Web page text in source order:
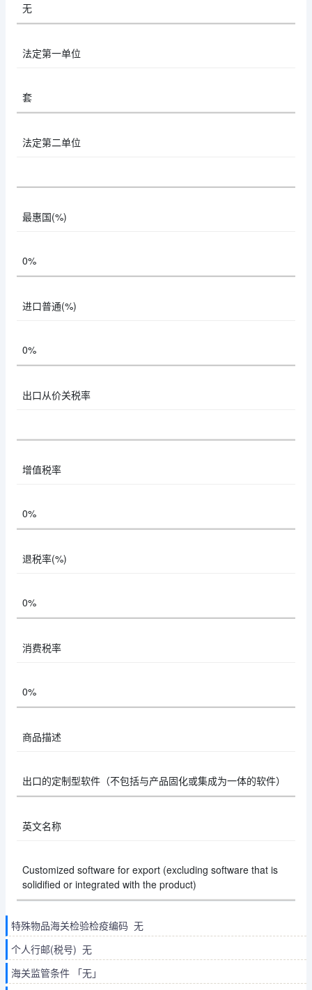
无
法定第一单位
套
法定第二单位
最惠国(%)
0%
进口普通(%)
0%
出口从价关税率
增值税率
0%
退税率(%)
0%
消费税率
0%
商品描述
出口的定制型软件（不包括与产品固化或集成为一体的软件）
英文名称
Customized software for export (excluding software that is
solidified or integrated with the product)
特殊物品海关检验检疫编码 无
个人行邮(税号) 无
海关监管条件 「无」